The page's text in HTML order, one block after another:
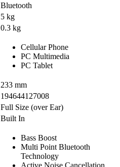
Bluetooth
5 kg
0.3 kg
Cellular Phone
PC Multimedia
PC Tablet
233 mm
194644127008
Full Size (over Ear)
Built In
Bass Boost
Multi Point Bluetooth
Technology
Active Noise Cancellation